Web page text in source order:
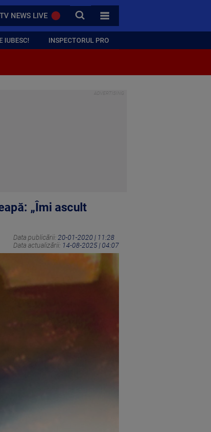
NEWS LIVE CAUTA
TOATE CATEGORIILE
IUBESC! INSPECTORUL PRO
„Îmi ascult
Data publicării: 20-01-2020 | 11:28
Data actualizării: 14-08-2025 | 04:07